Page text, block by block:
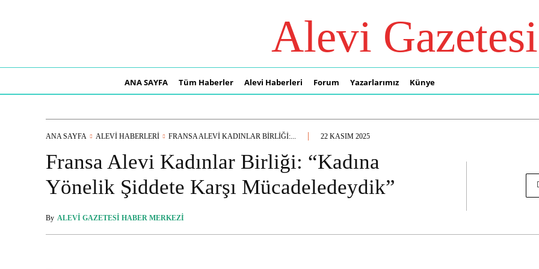
Alevi Gazetesi
ANA SAYFA Tüm Haberler Alevi Haberleri Forum Yazarlarımız Künye
ANA SAYFA ALEVI HABERLERI FRANSA ALEVI KADINLAR BIRLIĞI:... 22 KASIM 2025
Fransa Alevi Kadınlar Birliği: “Kadına
Yönelik Şiddete Karşı Mücadeledeydik”
By ALEVI GAZETESI HABER MERKEZI